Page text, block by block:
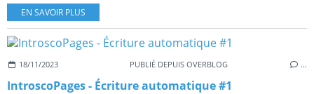
EN SAVOIR PLUS
18/11/2023 PUBLIÉ DEPUIS OVERBLOG …
IntroscoPages - Écriture automatique #1